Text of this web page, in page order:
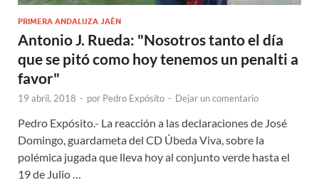
PRIMERA ANDALUZA JAÉN
Antonio J. Rueda: "Nosotros tanto el día
que se pitó como hoy tenemos un penalti a
favor"
19 abril, 2018 - por Pedro Expósito - Dejar un comentario
Pedro Expósito.- La reacción a las declaraciones de José
Domingo, guardameta del CD Úbeda Viva, sobre la
polémica jugada que lleva hoy al conjunto verde hasta el
19 de Julio …